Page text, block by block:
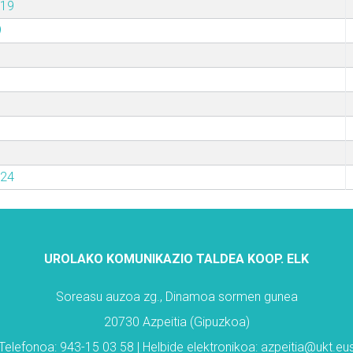
UROLAKO KOMUNIKAZIO TALDEA KOOP. ELK
Soreasu auzoa zg., Dinamoa sormen gunea
20730 Azpeitia (Gipuzkoa)
943-15 03 58 | Helbide elektronikoa: